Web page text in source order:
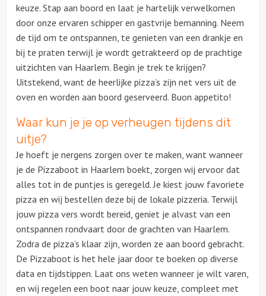
keuze. Stap aan boord en laat je hartelijk verwelkomen
door onze ervaren schipper en gastvrije bemanning. Neem
de tijd om te ontspannen, te genieten van een drankje en
bij te praten terwijl je wordt getrakteerd op de prachtige
uitzichten van Haarlem. Begin je trek te krijgen?
Uitstekend, want de heerlijke pizza’s zijn net vers uit de
oven en worden aan boord geserveerd. Buon appetito!
Waar kun je je op verheugen tijdens dit
uitje?
Je hoeft je nergens zorgen over te maken, want wanneer
je de Pizzaboot in Haarlem boekt, zorgen wij ervoor dat
alles tot in de puntjes is geregeld. Je kiest jouw favoriete
pizza en wij bestellen deze bij de lokale pizzeria. Terwijl
jouw pizza vers wordt bereid, geniet je alvast van een
ontspannen rondvaart door de grachten van Haarlem.
Zodra de pizza’s klaar zijn, worden ze aan boord gebracht.
De Pizzaboot is het hele jaar door te boeken op diverse
data en tijdstippen. Laat ons weten wanneer je wilt varen,
en wij regelen een boot naar jouw keuze, compleet met